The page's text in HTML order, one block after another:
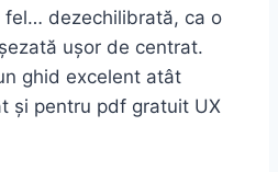
fel… dezechilibrată, ca o
ușor de centrat.
ghid excelent atât
și pentru pdf gratuit UX